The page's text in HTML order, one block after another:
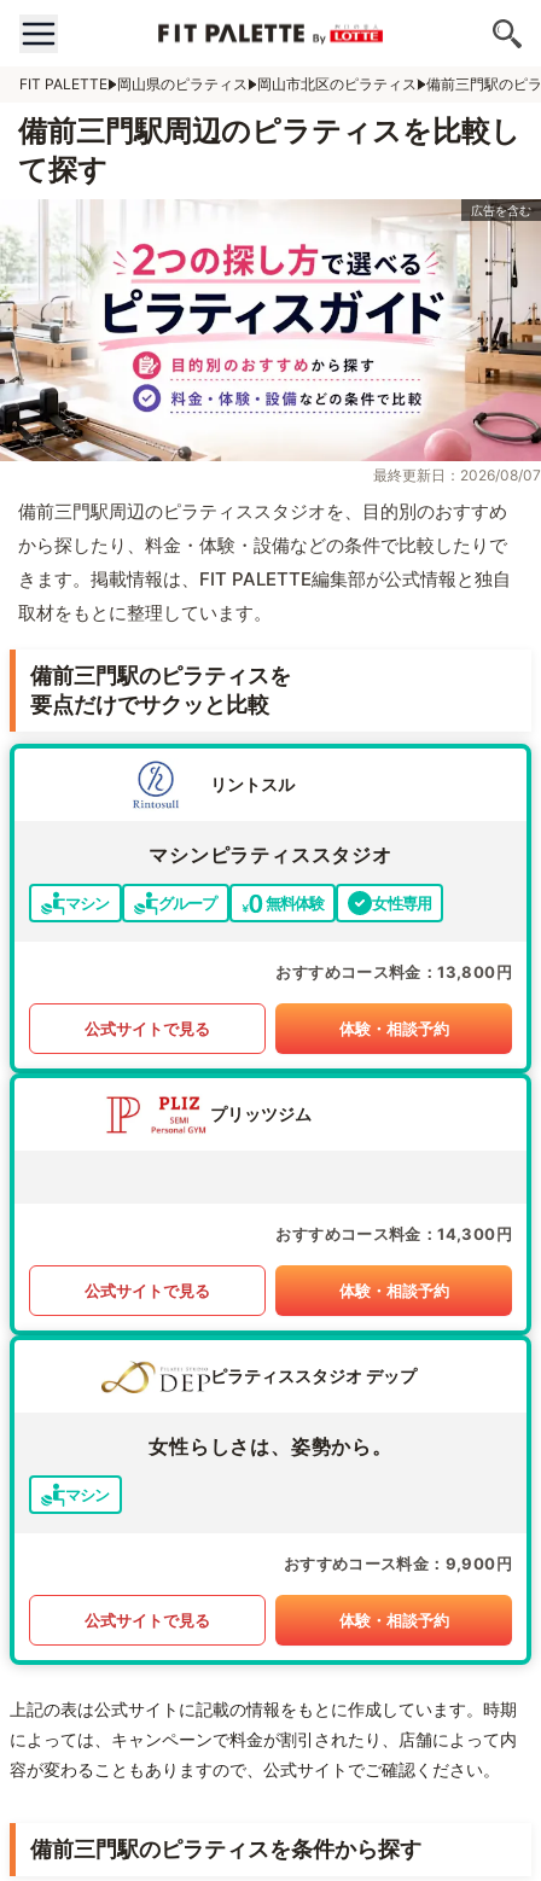
FIT PALETTE 岡山県のピラティス 岡山市北区のピラティス 備前三門駅のピ
備前三門駅周辺のピラティスを比較し
て探す
最終更新日：2026/08/07
備前三門駅周辺のピラティススタジオを、目的別のおすすめ
から探したり、料金・体験・設備などの条件で比較したりで
きます。掲載情報は、FIT PALETTE編集部が公式情報と独自
取材をもとに整理しています。
備前三門駅のピラティスを
要点だけでサクッと比較
リントスル
マシンピラティススタジオ
マシン グループ 無料体験 女性専用
おすすめコース料金 13,800円
公式サイトで見る 体験・相談予約
プリッツジム
おすすめコース料金 14,300円
公式サイトで見る 体験・相談予約
ピラティススタジオ デップ
女性らしさは、姿勢から。
マシン
おすすめコース料金 9,900円
公式サイトで見る 体験・相談予約
上記の表は公式サイトに記載の情報をもとに作成しています。時期
によっては、キャンペーンで料金が割引されたり、店舗によって内
容が変わることもありますので、公式サイトでご確認ください。
備前三門駅のピラティスを条件から探す